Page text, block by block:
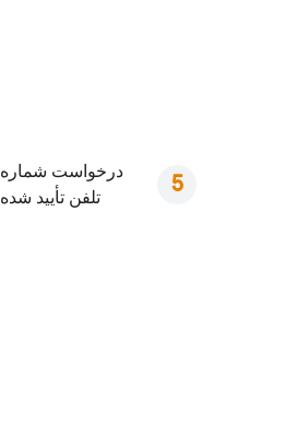
درخواست شماره
تلفن تأیید شده